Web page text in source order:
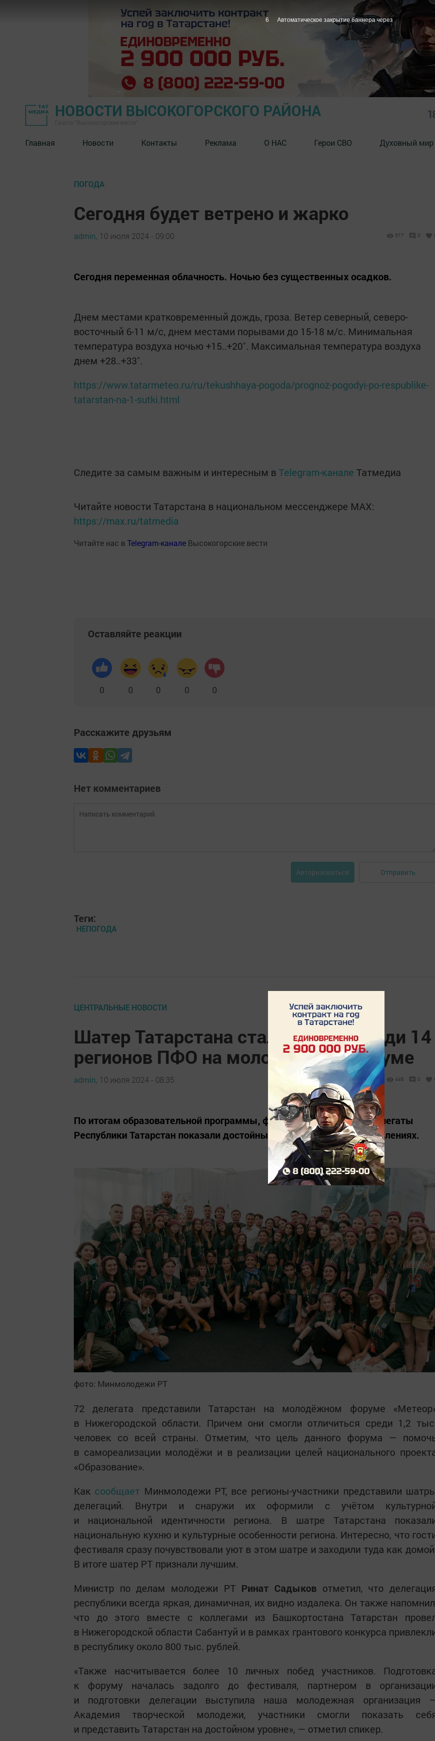
НОВОСТИ ВЫСОКОГОРСКОГО РАЙОНА
Главная Новости Контакты Реклама О НАС Герои СВО Духовный мир
ПОГОДА
Сегодня будет ветрено и жарко
admin, 10 июля 2024 - 09:00 517 0
Сегодня переменная облачность. Ночью без существенных осадков.
Днем местами кратковременный дождь, гроза. Ветер северный, северо-
восточный 6-11 м/с, днем местами порывами до 15-18 м/с. Минимальная
температура воздуха ночью +15..+20˚. Максимальная температура воздуха
днем +28..+33˚.
https://www.tatarmeteo.ru/ru/tekushhaya-pogoda/prognoz-pogodyi-po-respublike-
tatarstan-na-1-sutki.html
Следите за самым важным и интересным в Telegram-канале Татмедиа
Читайте новости Татарстана в национальном мессенджере MАХ:
https://max.ru/tatmedia
Читайте нас в Telegram-канале Высокогорские вести
Оставляйте реакции
0 0 0 0 0
Расскажите друзьям
Нет комментариев
Авторизоваться Отправить
Теги:
НЕПОГОДА
ЦЕНТРАЛЬНЫЕ НОВОСТИ
Шатер Татарстана стал лучшим среди 14
регионов ПФО на молодежном форуме
admin, 10 июля 2024 - 08:35 446 0
По итогам образовательной программы, фестивалей, выставок делегаты
Республики Татарстан показали достойные результаты в 12 направлениях.
фото: Минмолодежи РТ
72 делегата представили Татарстан на молодёжном форуме
в Нижегородской области. Причем они смогли отличиться среди 1,2
человек со всей страны. Отметим, что цель данного форума —
в самореализации молодёжи и в реализации целей национального
«Образование».
Как сообщает Минмолодежи РТ, все регионы-участники представили
делегаций. Внутри и снаружи их оформили с учётом
и национальной идентичности региона. В шатре Татарстана
национальную кухню и культурные особенности региона. Интересно, что
фестиваля сразу почувствовали уют в этом шатре и заходили туда как
В итоге шатер РТ признали лучшим.
Министр по делам молодежи РТ Ринат Садыков отметил, что
республики всегда яркая, динамичная, их видно издалека. Он также
что до этого вместе с коллегами из Башкортостана Татарстан
в Нижегородской области Сабантуй и в рамках грантового конкурса
в республику около 800 тыс. рублей.
«Также насчитывается более 10 личных побед участников.
к форуму началась задолго до фестиваля, партнером в
и подготовки делегации выступила наша молодежная организация
Академия творческой молодежи, участники смогли показать
и представить Татарстан на достойном уровне», — отметил спикер.
5 Автоматическое закрытие баннера через